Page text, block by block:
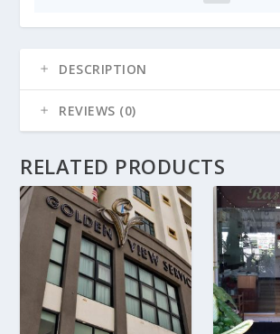
DESCRIPTION
REVIEWS (0)
RELATED PRODUCTS